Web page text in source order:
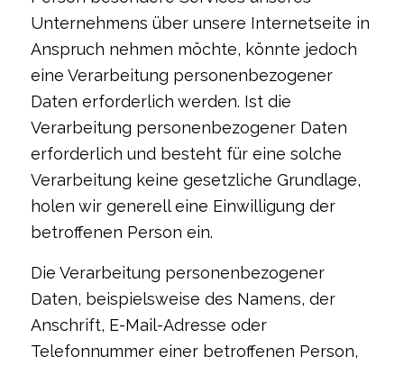
Unternehmens über unsere Internetseite in
Anspruch nehmen möchte, könnte jedoch
eine Verarbeitung personenbezogener
Daten erforderlich werden. Ist die
Verarbeitung personenbezogener Daten
erforderlich und besteht für eine solche
Verarbeitung keine gesetzliche Grundlage,
holen wir generell eine Einwilligung der
betroffenen Person ein.
Die Verarbeitung personenbezogener
Daten, beispielsweise des Namens, der
Anschrift, E-Mail-Adresse oder
Telefonnummer einer betroffenen Person,